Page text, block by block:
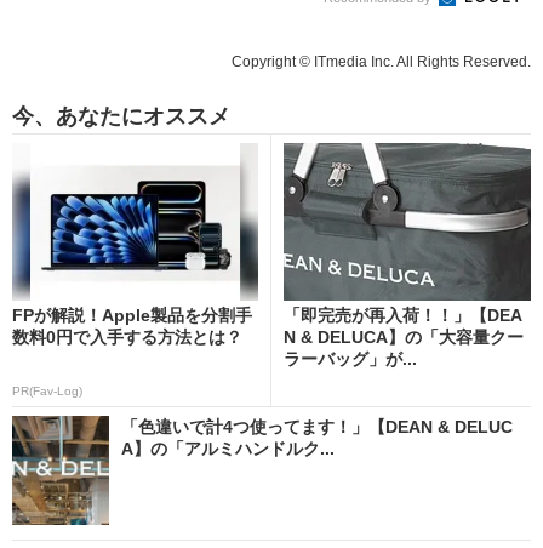
Copyright © ITmedia Inc. All Rights Reserved.
今、あなたにオススメ
FPが解説！Apple製品を分割手
数料0円で入手する方法とは？
PR(Fav-Log)
「即完売が再入荷！！」【DEA
N & DELUCA】の「大容量クー
ラーバッグ」が...
「色違いで計4つ使ってます！」【DEAN & DELUC
A】の「アルミハンドルク...